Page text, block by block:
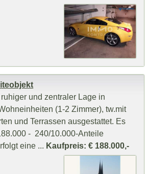
und zentraler Lage in
(1-2 Zimmer), tw.mit
und Terrassen ausgestattet. Es
- 240/10.000-Anteile
eine ... Kaufpreis: € 188.000,-